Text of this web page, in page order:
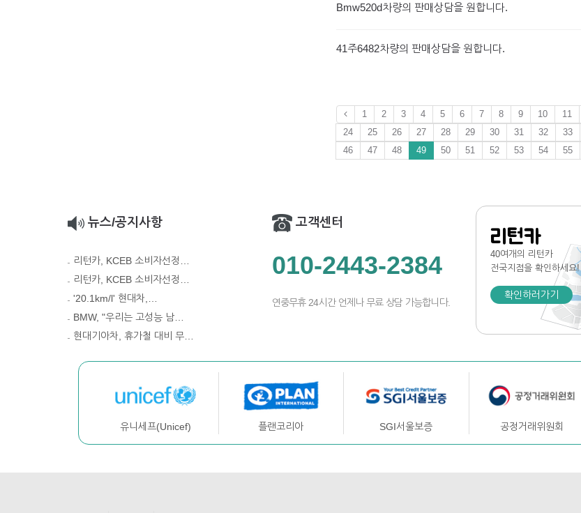
Bmw520d차량의 판매상담을 원합니다.
41주6482차량의 판매상담을 원합니다.
1 2 3 4 5 6 7 8 9 10 11
24
25 26 27 28 29 30 31 32 33
46
47 48 49 50 51 52 53 54 55
뉴스/공지사항
리턴카, KCEB 소비자선정…
리턴카, KCEB 소비자선정…
'20.1km/l' 현대차,…
BMW, "우리는 고성능 남…
현대기아차, 휴가철 대비 무…
고객센터
010-2443-2384
연중무휴 24시간 언제나 무료 상담 가능합니다.
리턴카
40여개의 리턴카
전국지점을 확인하세요!
확인하러가기
유니세프(Unicef) 플랜코리아 SGI서울보증 공정거래위원회